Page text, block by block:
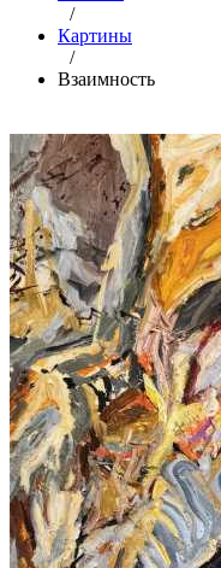
/
Картины
/
Взаимность